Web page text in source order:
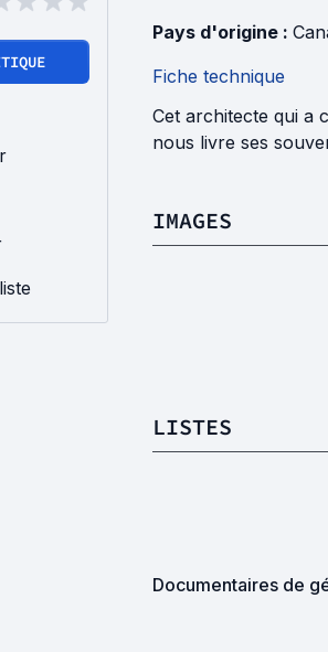
Pays d'origine :
Fiche technique
Cet architecte qui a
nous livre ses
IMAGES
LISTES
Documentaires de